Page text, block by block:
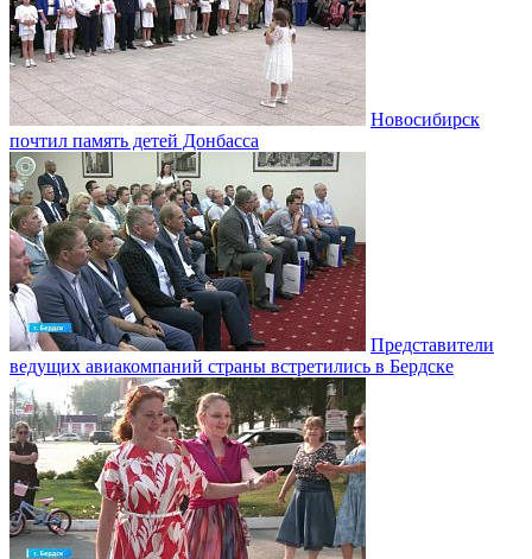
Новосибирск
почтил память детей Донбасса
Представители
ведущих авиакомпаний страны встретились в Бердске